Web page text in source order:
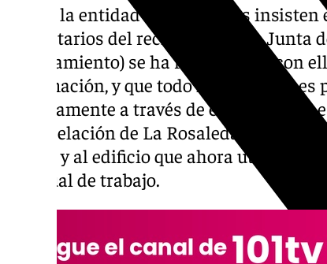
Desde la entidad de Martiricos
propietarios del recinto (que son Junta
Ayuntamiento) se ha reunido aún con
información, y que todo lo que saben
Precisamente a través de estas fuentes
remodelación de La Rosaleda afectará
Anexo y al edificio que ahora utiliza el
habitual de trabajo.